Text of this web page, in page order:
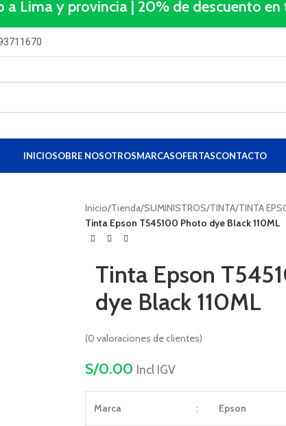
a Lima y provincia | 20% de descuento en
INICIOSOBRE NOSOTROSMARCASOFERTASCONTACTO
Inicio/Tienda/SUMINISTROS/TINTA/TINTA
Tinta Epson T545100 Photo dye Black 110ML
Tinta Epson
dye Black 110ML
(0 valoraciones de clientes)
S/0.00 Incl IGV
Marca : Epson